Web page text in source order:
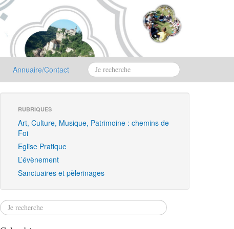
Annuaire/Contact
RUBRIQUES
Art, Culture, Musique, Patrimoine : chemins de
Foi
Eglise Pratique
L’évènement
Sanctuaires et pèlerinages